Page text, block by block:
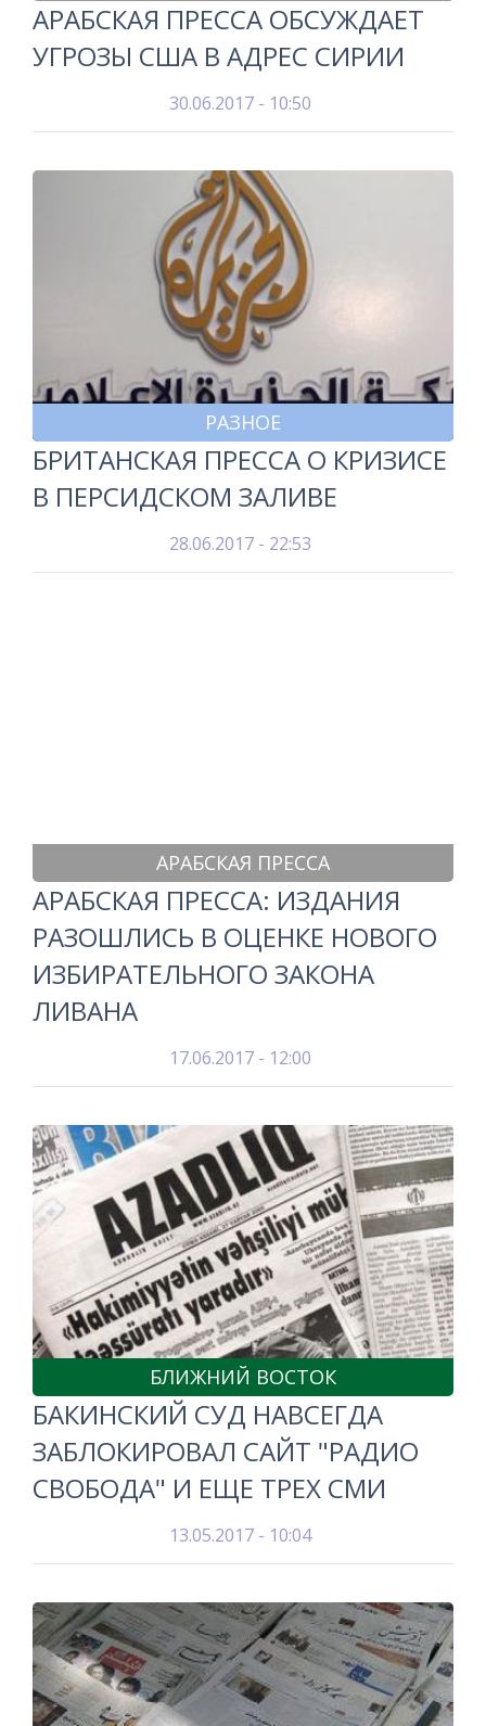
АРАБСКАЯ ПРЕССА ОБСУЖДАЕТ
УГРОЗЫ США В АДРЕС СИРИИ
30.06.2017 - 10:50
РАЗНОЕ
БРИТАНСКАЯ ПРЕССА О КРИЗИСЕ
В ПЕРСИДСКОМ ЗАЛИВЕ
28.06.2017 - 22:53
АРАБСКАЯ ПРЕССА
АРАБСКАЯ ПРЕССА: ИЗДАНИЯ
РАЗОШЛИСЬ В ОЦЕНКЕ НОВОГО
ИЗБИРАТЕЛЬНОГО ЗАКОНА
ЛИВАНА
17.06.2017 - 12:00
БЛИЖНИЙ ВОСТОК
БАКИНСКИЙ СУД НАВСЕГДА
ЗАБЛОКИРОВАЛ САЙТ "РАДИО
СВОБОДА" И ЕЩЕ ТРЕХ СМИ
13.05.2017 - 10:04